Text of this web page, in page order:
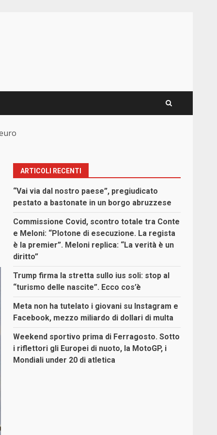
ARTICOLI RECENTI
“Vai via dal nostro paese”, pregiudicato
pestato a bastonate in un borgo abruzzese
Commissione Covid, scontro totale tra Conte
e Meloni: “Plotone di esecuzione. La regista
è la premier”. Meloni replica: “La verità è un
diritto”
Trump firma la stretta sullo ius soli: stop al
“turismo delle nascite”. Ecco cos’è
Meta non ha tutelato i giovani su Instagram e
Facebook, mezzo miliardo di dollari di multa
Weekend sportivo prima di Ferragosto. Sotto
i riflettori gli Europei di nuoto, la MotoGP, i
Mondiali under 20 di atletica